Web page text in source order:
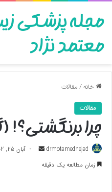
مجله پزشکی
معتمد نژاد
خانه/مقالات
مقالات
چرا
drmotamednejad
ارسال آبان 25, 1402
زمان مطالعه یک دقیقه